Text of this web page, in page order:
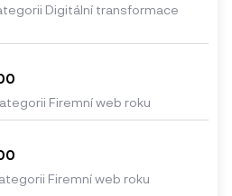
Digitální transformace
Firemní web roku
Firemní web roku